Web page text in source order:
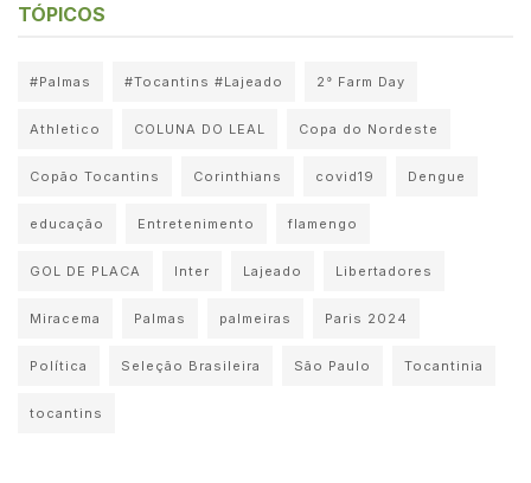
TÓPICOS
#Palmas #Tocantins #Lajeado 2° Farm Day
Athletico COLUNA DO LEAL Copa do Nordeste
Copão Tocantins Corinthians covid19 Dengue
educação Entretenimento flamengo
GOL DE PLACA Inter Lajeado Libertadores
Miracema Palmas palmeiras Paris 2024
Política Seleção Brasileira São Paulo Tocantinia
tocantins